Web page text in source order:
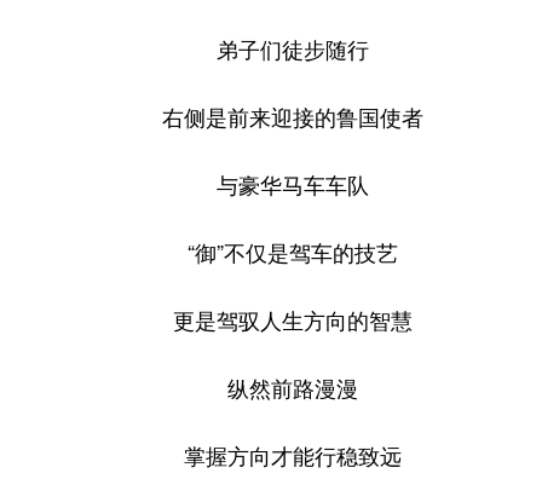
弟子们徒步随行
右侧是前来迎接的鲁国使者
与豪华马车车队
“御”不仅是驾车的技艺
更是驾驭人生方向的智慧
纵然前路漫漫
掌握方向才能行稳致远